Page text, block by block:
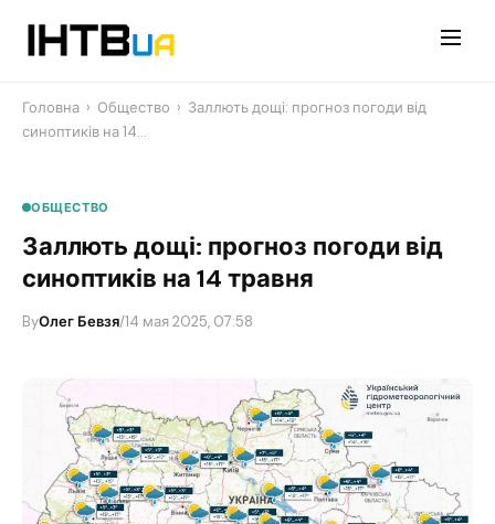
Головна › Общество › Заллють дощі: прогноз погоди від
синоптиків на 14…
ОБЩЕСТВО
Заллють дощі: прогноз погоди від
синоптиків на 14 травня
ByОлег Бевзя/14 мая 2025, 07:58